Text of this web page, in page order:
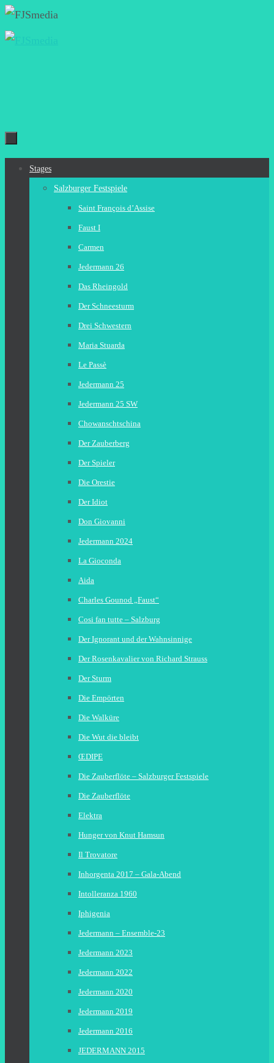
Zum
Inhalt
Zum
Stages
Salzburger Festspiele
Saint François d’Assise
Faust I
Carmen
Jedermann 26
Das Rheingold
Der Schneesturm
Drei Schwestern
Maria Stuarda
Le Passè
Jedermann 25
Jedermann 25 SW
Chowanschtschina
Der Zauberberg
Der Spieler
Die Orestie
Der Idiot
Don Giovanni
Jedermann 2024
La Gioconda
Aida
Charles Gounod „Faust“
Cosi fan tutte – Salzburg
Der Ignorant und der Wahnsinnige
Der Rosenkavalier von Richard Strauss
Der Sturm
Die Empörten
Die Walküre
Die Wut die bleibt
ŒDIPE
Die Zauberflöte – Salzburger Festspiele
Die Zauberflöte
Elektra
Hunger von Knut Hamsun
Il Trovatore
Inhorgenta 2017 – Gala-Abend
Intolleranza 1960
Iphigenia
Jedermann – Ensemble-23
Jedermann 2023
Jedermann 2022
Jedermann 2020
Jedermann 2019
Jedermann 2016
JEDERMANN 2015